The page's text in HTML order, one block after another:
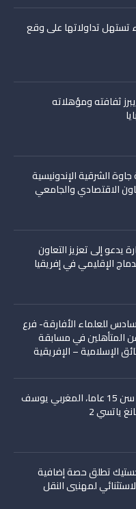
تستهل تداولاتها على وقع
ثفافته ومؤهلاته
الشرقية الإندونيسية
الاقتصادي والجامعي
يدعو إلى تعزيز التعاون
الإقليمي في إفريقيا
للعلماء الأفارقة- فرع
عن المتأهلين في مسابقة
الإسلامية – الإفريقية
تسلق الجبال.. في سن 15 عاما، المغربي يوسف
ياتسي 2
تطلق حصة إضافية
لمهنيي النقل